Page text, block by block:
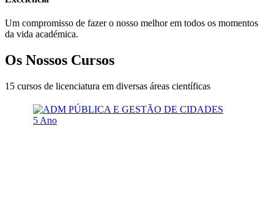
Um compromisso de fazer o nosso melhor em todos os momentos
da vida académica.
Os Nossos Cursos
15 cursos de licenciatura em diversas áreas científicas
5 Ano